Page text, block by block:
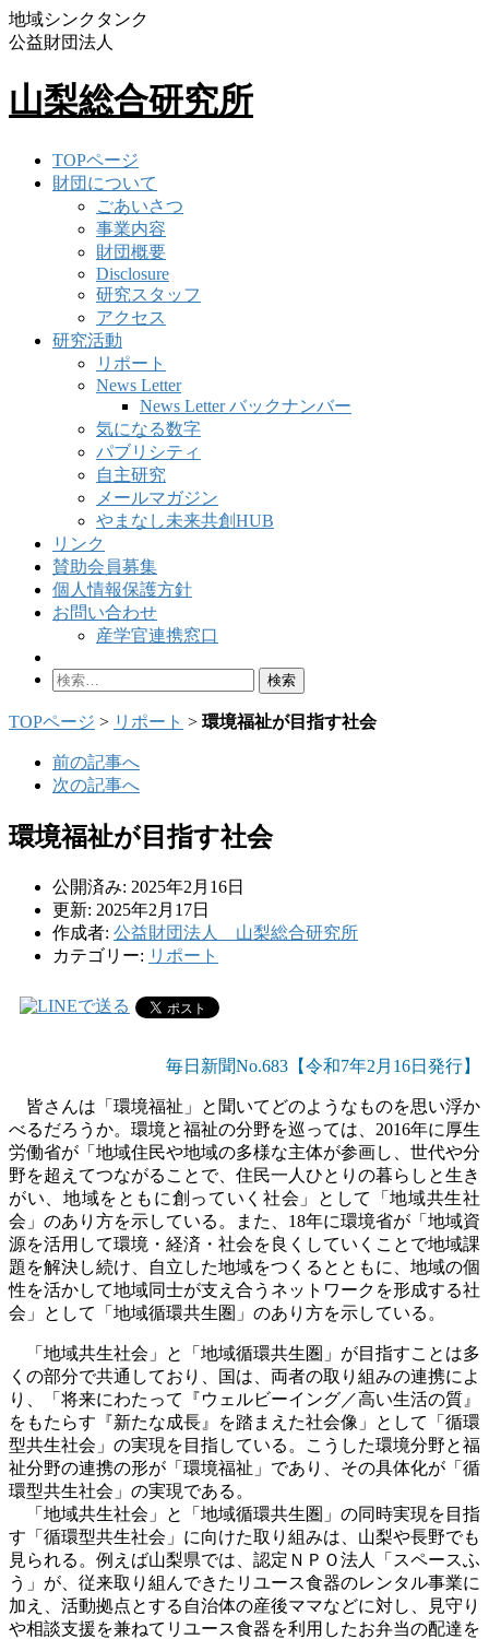
地域シンクタンク
公益財団法人
山梨総合研究所
TOPページ
財団について
ごあいさつ
事業内容
財団概要
Disclosure
研究スタッフ
アクセス
研究活動
リポート
News Letter
News Letter バックナンバー
気になる数字
パブリシティ
自主研究
メールマガジン
やまなし未来共創HUB
リンク
賛助会員募集
個人情報保護方針
お問い合わせ
産学官連携窓口
検
TOPページ > リポート > 環境福祉が目指す社会
前の記事へ
次の記事へ
環境福祉が目指す社会
公開済み: 2025年2月16日
更新: 2025年2月17日
作成者: 公益財団法人 山梨総合研究所
カテゴリー: リポート
毎日新聞No.683【令和7年2 月16日発行】
皆さんは「環境福祉」と聞いてどのようなものを思い浮か
べるだろうか。環境と福祉の分野を巡っては、2016年に厚生
労働省が「地域住民や地域の多様な主体が参画し、世代や分
野を超えてつながることで、住民一人ひとりの暮らしと生き
がい、地域をともに創っていく社会」として「地域共生社
会」のあり方を示している。また、18年に環境省が「地域資
源を活用して環境・経済・社会を良くしていくことで地域課
題を解決し続け、自立した地域をつくるとともに、地域の個
性を活かして地域同士が支え合うネットワークを形成する社
会」として「地域循環共生圏」のあり方を示している。
「地域共生社会」と「地域循環共生圏」が目指すことは多
くの部分で共通しており、国は、両者の取り組みの連携によ
り、「将来にわたって『ウェルビーイング／高い生活の質』
をもたらす『新たな成長』を踏まえた社会像」として「循環
型共生社会」の実現を目指している。こうした環境分野と福
祉分野の連携の形が「環境福祉」であり、その具体化が「循
環型共生社会」の実現である。
「地域共生社会」と「地域循環共生圏」の同時実現を目指
す「循環型共生社会」に向けた取り組みは、山梨や長野でも
見られる。例えば山梨県では、認定ＮＰＯ法人「スペースふ
う」が、従来取り組んできたリユース食器のレンタル事業に
加え、活動拠点とする自治体の産後ママなどに対し、見守り
や相談支援を兼ねてリユース食器を利用したお弁当の配達を